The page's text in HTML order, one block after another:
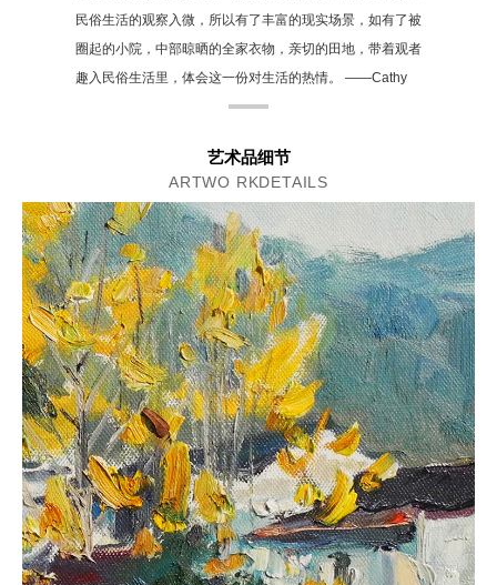
民俗生活的观察入微，所以有了丰富的现实场景，如有了被
圈起的小院，中部晾晒的全家衣物，亲切的田地，带着观者
趣入民俗生活里，体会这一份对生活的热情。 ——Cathy
艺术品细节
ARTWO RKDETAILS